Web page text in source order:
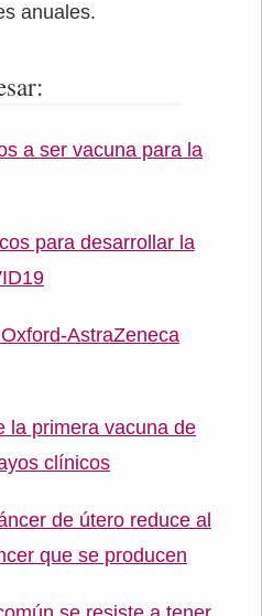
anuales.
a ser vacuna para la
para desarrollar la
AstraZeneca
la primera vacuna de
clínicos
de útero reduce al
que se producen